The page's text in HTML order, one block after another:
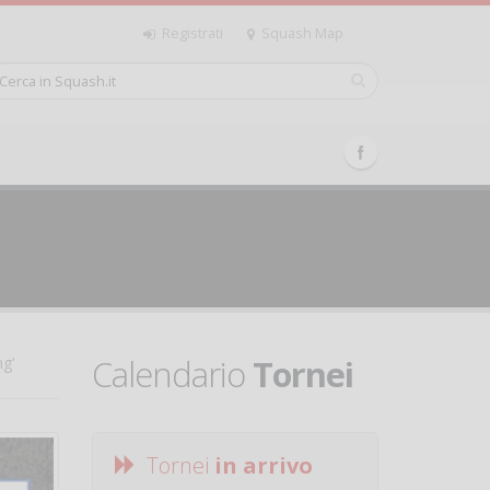
Registrati Squash Map
CalendarioTornei
Tornei in arrivo